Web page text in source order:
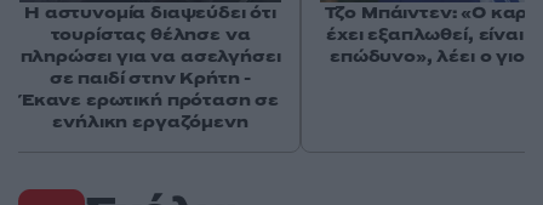
Η αστυνομία διαψεύδει ότι
τουρίστας θέλησε να
πληρώσει για να ασελγήσει
σε παιδί στην Κρήτη -
Έκανε ερωτική πρόταση σε
ενήλικη εργαζόμενη
Τζο Μπάιντεν: «Ο
έχει εξαπλωθεί, είναι
επώδυνο», λέει ο γιος